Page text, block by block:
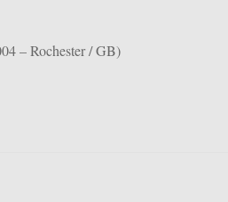
– Rochester / GB)